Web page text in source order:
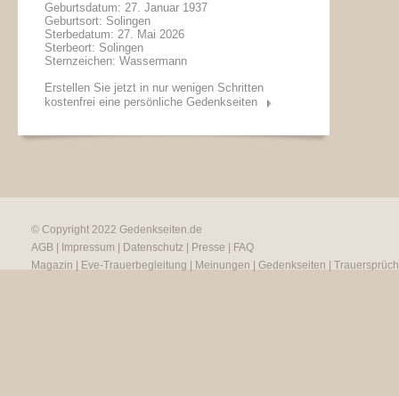
Geburtsdatum: 27. Januar 1937
Geburtsort: Solingen
Sterbedatum: 27. Mai 2026
Sterbeort: Solingen
Sternzeichen: Wassermann
Erstellen Sie jetzt in nur wenigen Schritten
kostenfrei eine persönliche Gedenkseiten
© Copyright 2022 Gedenkseiten.de
AGB
Impressum Datenschutz Presse
FAQ
Magazin
Eve-Trauerbegleitung Meinungen Gedenkseiten